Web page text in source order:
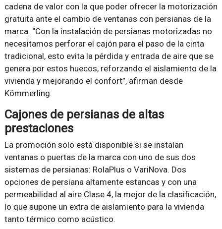
cadena de valor con la que poder ofrecer la motorización
gratuita ante el cambio de ventanas con persianas de la
marca. “Con la instalación de persianas motorizadas no
necesitamos perforar el cajón para el paso de la cinta
tradicional, esto evita la pérdida y entrada de aire que se
genera por estos huecos, reforzando el aislamiento de la
vivienda y mejorando el confort”, afirman desde
Kömmerling.
Cajones de persianas de altas
prestaciones
La promoción solo está disponible si se instalan
ventanas o puertas de la marca con uno de sus dos
sistemas de persianas: RolaPlus o VariNova. Dos
opciones de persiana altamente estancas y con una
permeabilidad al aire Clase 4, la mejor de la clasificación,
lo que supone un extra de aislamiento para la vivienda
tanto térmico como acústico.